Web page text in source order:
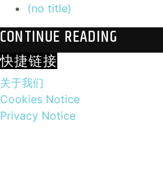
(no title)
CONTINUE READING
快捷链接
关于我们
Cookies Notice
Privacy Notice